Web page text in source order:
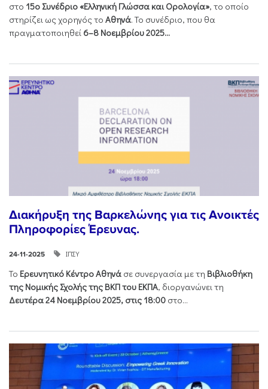
στο 15ο Συνέδριο «Ελληνική Γλώσσα και Ορολογία», το οποίο
στηρίζει ως χορηγός το Αθηνά. Το συνέδριο, που θα
πραγματοποιηθεί 6–8 Νοεμβρίου 2025...
Διακήρυξη της Βαρκελώνης για τις Ανοικτές
Πληροφορίες Έρευνας.
24-11-2025 ΙΠΣΥ
Το Ερευνητικό Κέντρο Αθηνά σε συνεργασία με τη Βιβλιοθήκη
της Νομικής Σχολής της ΒΚΠ του ΕΚΠΑ, διοργανώνει τη
Δευτέρα 24 Νοεμβρίου 2025, στις 18:00 στο...